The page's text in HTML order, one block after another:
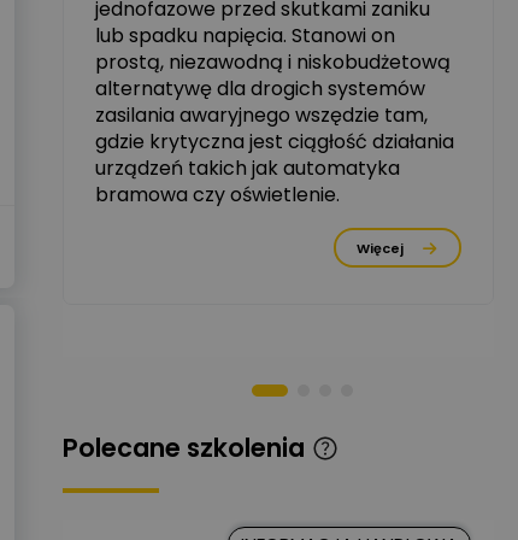
Michał Szulborski
Ekspert ETI - Dr inż. w
dziedzinie Aparatów
Elektrycznych / Senior
R&D Scientist / Product
Manager
Zadaj pytanie
Tomasz Dźwigała
Ekspert Menadżer
Piotr Muskała
jednofazowe przed skutkami zaniku
lub spadku napięcia. Stanowi on
prostą, niezawodną i niskobudżetową
alternatywę dla drogich systemów
zasilania awaryjnego wszędzie tam,
gdzie krytyczna jest ciągłość działania
urządzeń takich jak automatyka
bramowa czy oświetlenie.
Więcej
Polecane szkolenia